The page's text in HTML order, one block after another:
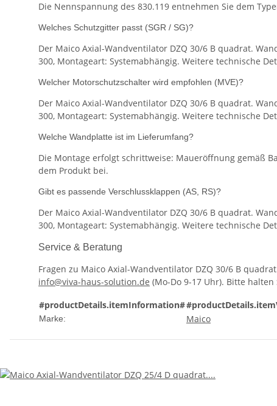
Die Nennspannung des 830.119 entnehmen Sie dem
Welches Schutzgitter passt (SGR / SG)?
Der Maico Axial-Wandventilator DZQ 30/6 B quadrat.
300, Montageart: Systemabhängig. Weitere technische
Welcher Motorschutzschalter wird empfohlen (MVE)?
Der Maico Axial-Wandventilator DZQ 30/6 B quadrat.
300, Montageart: Systemabhängig. Weitere technische
Welche Wandplatte ist im Lieferumfang?
Die Montage erfolgt schrittweise: Maueröffnung gemäß
dem Produkt bei.
Gibt es passende Verschlussklappen (AS, RS)?
Der Maico Axial-Wandventilator DZQ 30/6 B quadrat.
300, Montageart: Systemabhängig. Weitere technische
Service & Beratung
Fragen zu Maico Axial-Wandventilator DZQ 30/6 B
info@viva-haus-solution.de (Mo-Do 9-17 Uhr). Bitte
#productDetails.itemInformation#
Marke: Maico